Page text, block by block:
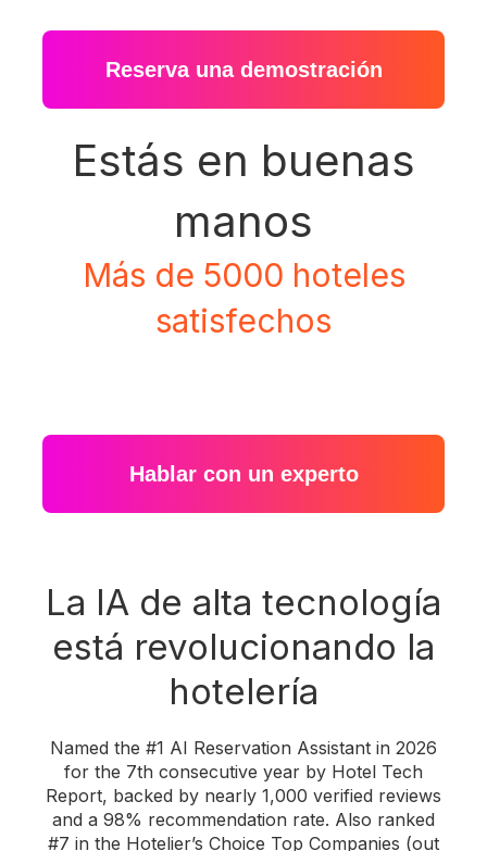
Reserva una demostración
Estás en buenas
manos
Más de 5000 hoteles
satisfechos
Hablar con un experto
La IA de alta tecnología
está revolucionando la
hotelería
Named the #1 AI Reservation Assistant in 2026
for the 7th consecutive year by Hotel Tech
Report, backed by nearly 1,000 verified reviews
and a 98% recommendation rate. Also ranked
#7 in the Hotelier’s Choice Top Companies (out